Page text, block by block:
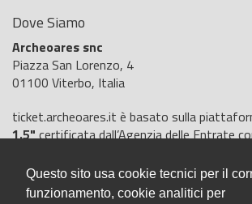
Questo sito usa cookie tecnici per il
funzionamento, cookie analitici per
Dove Siamo
Archeoares snc
Piazza San Lorenzo, 4
01100 Viterbo, Italia
ticket.archeoares.it è basato sulla
1.5"certificata dall’Agenzia delle Entrate